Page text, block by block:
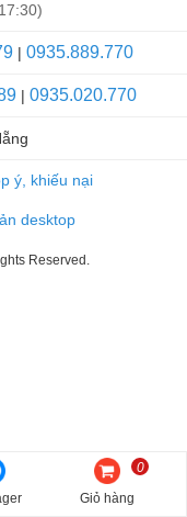
| 0935.889.770
| 0935.020.770
ý, khiếu nại
desktop
Reserved.
Giỏ hàng
0